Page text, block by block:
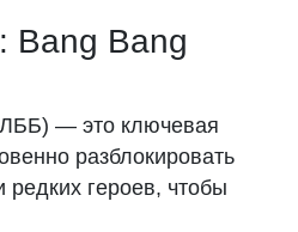
Bang Bang
— это ключевая
разблокировать
героев, чтобы